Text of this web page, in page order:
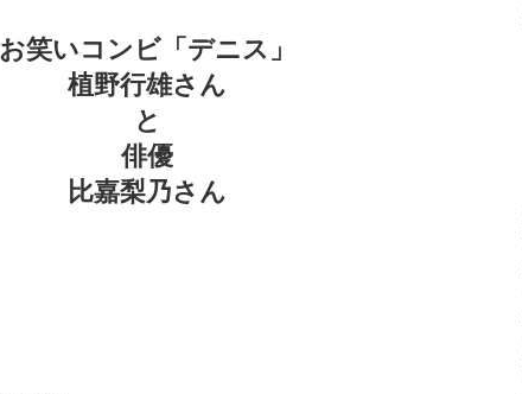
お笑いコンビ「デニス」
植野行雄さん
と
俳優
比嘉梨乃さん